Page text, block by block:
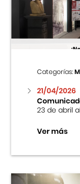
Centro
Museo de
Fondo
Teatro
Categorías:
21/04/2026
23 de abril
Ver más